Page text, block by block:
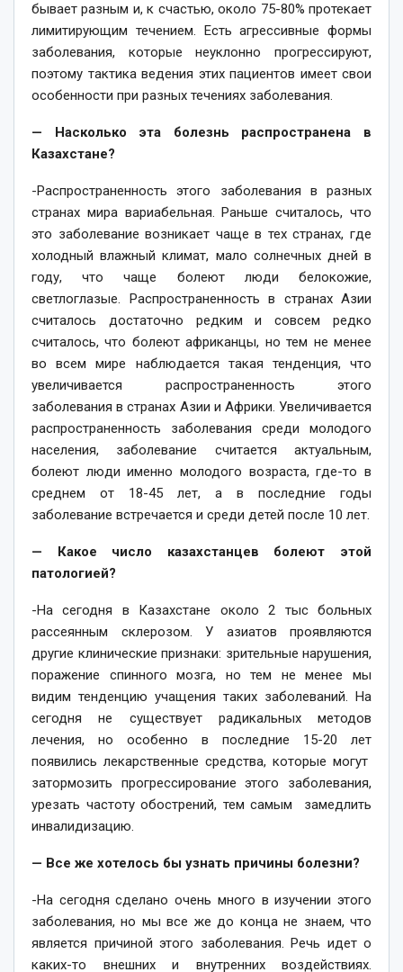
бывает разным и, к счастью, около 75-80% протекает
лимитирующим течением. Есть агрессивные формы
заболевания, которые неуклонно прогрессируют,
поэтому тактика ведения этих пациентов имеет свои
особенности при разных течениях заболевания.
— Насколько эта болезнь распространена в
Казахстане?
-Распространенность этого заболевания в разных
странах мира вариабельная. Раньше считалось, что
это заболевание возникает чаще в тех странах, где
холодный влажный климат, мало солнечных дней в
году, что чаще болеют люди белокожие,
светлоглазые. Распространенность в странах Азии
считалось достаточно редким и совсем редко
считалось, что болеют африканцы, но тем не менее
во всем мире наблюдается такая тенденция, что
увеличивается распространенность этого
заболевания в странах Азии и Африки. Увеличивается
распространенность заболевания среди молодого
населения, заболевание считается актуальным,
болеют люди именно молодого возраста, где-то в
среднем от 18-45 лет, а в последние годы
заболевание встречается и среди детей после 10 лет.
— Какое число казахстанцев болеют этой
патологией?
-На сегодня в Казахстане около 2 тыс больных
рассеянным склерозом. У азиатов проявляются
другие клинические признаки: зрительные нарушения,
поражение спинного мозга, но тем не менее мы
видим тенденцию учащения таких заболеваний. На
сегодня не существует радикальных методов
лечения, но особенно в последние 15-20 лет
появились лекарственные средства, которые могут
затормозить прогрессирование этого заболевания,
урезать частоту обострений, тем самым замедлить
инвалидизацию.
— Все же хотелось бы узнать причины болезни?
-На сегодня сделано очень много в изучении этого
заболевания, но мы все же до конца не знаем, что
является причиной этого заболевания. Речь идет о
каких-то внешних и внутренних воздействиях.